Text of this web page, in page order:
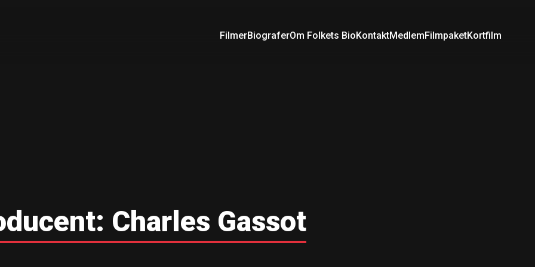
FilmerBiograferOm Folkets BioKontaktMedlemFilmpaketKortfilm
Charles Gassot